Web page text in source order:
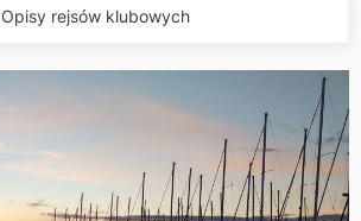
Opisy rejsów klubowych